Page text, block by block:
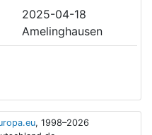
2025-04-18
Amelinghausen
, 1998–2026